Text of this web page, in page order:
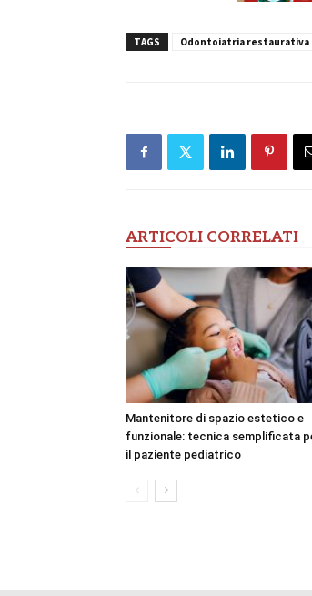
TAGS Odontoiatria restaurativa
ARTICOLI CORRELATI
Mantenitore di spazio estetico e
funzionale: tecnica semplificata
il paziente pediatrico